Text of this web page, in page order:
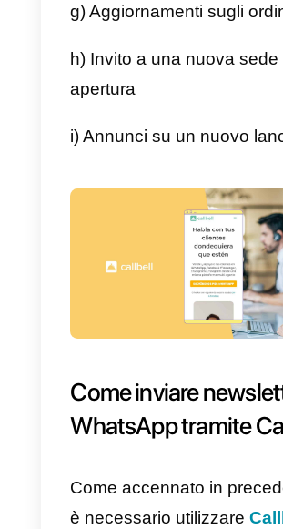
funzionalità della
WhatsApp è
importante, quindi
presentiamo i casi
questo tipo di
Condividiamo le
per mettere
messaggi di
a) Informa i tuoi
disponibile.